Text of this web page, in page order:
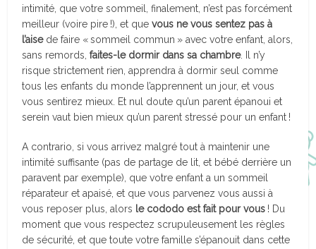
intimité, que votre sommeil, finalement, n’est pas forcément
meilleur (voire pire !), et quevous ne vous sentez pas à
l’aisede faire « sommeil commun » avec votre enfant, alors,
sans remords,faites-le dormir dans sa chambre. Il n’y
risque strictement rien, apprendra à dormir seul comme
tous les enfants du monde l’apprennent un jour, et vous
vous sentirez mieux. Et nul doute qu’un parent épanoui et
serein vaut bien mieux qu’un parent stressé pour un enfant !
A contrario, si vous arrivez malgré tout à maintenir une
intimité suffisante (pas de partage de lit, et bébé derrière un
paravent par exemple), que votre enfant a un sommeil
réparateur et apaisé, et que vous parvenez vous aussi à
vous reposer plus, alors le cododo est fait pour vous ! Du
moment que vous respectez scrupuleusement les règles
de sécurité, et que toute votre famille s’épanouit dans cette